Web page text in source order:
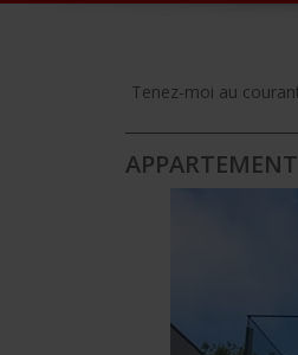
Tenez-moi au